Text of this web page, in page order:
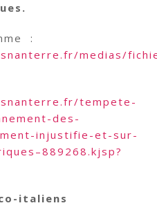
:
medias/
tempete-
des-
injustifie-et-sur-
italiens